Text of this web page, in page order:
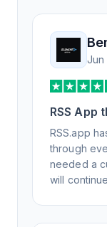
Jun
RSS App
RSS.app
through
needed a
will